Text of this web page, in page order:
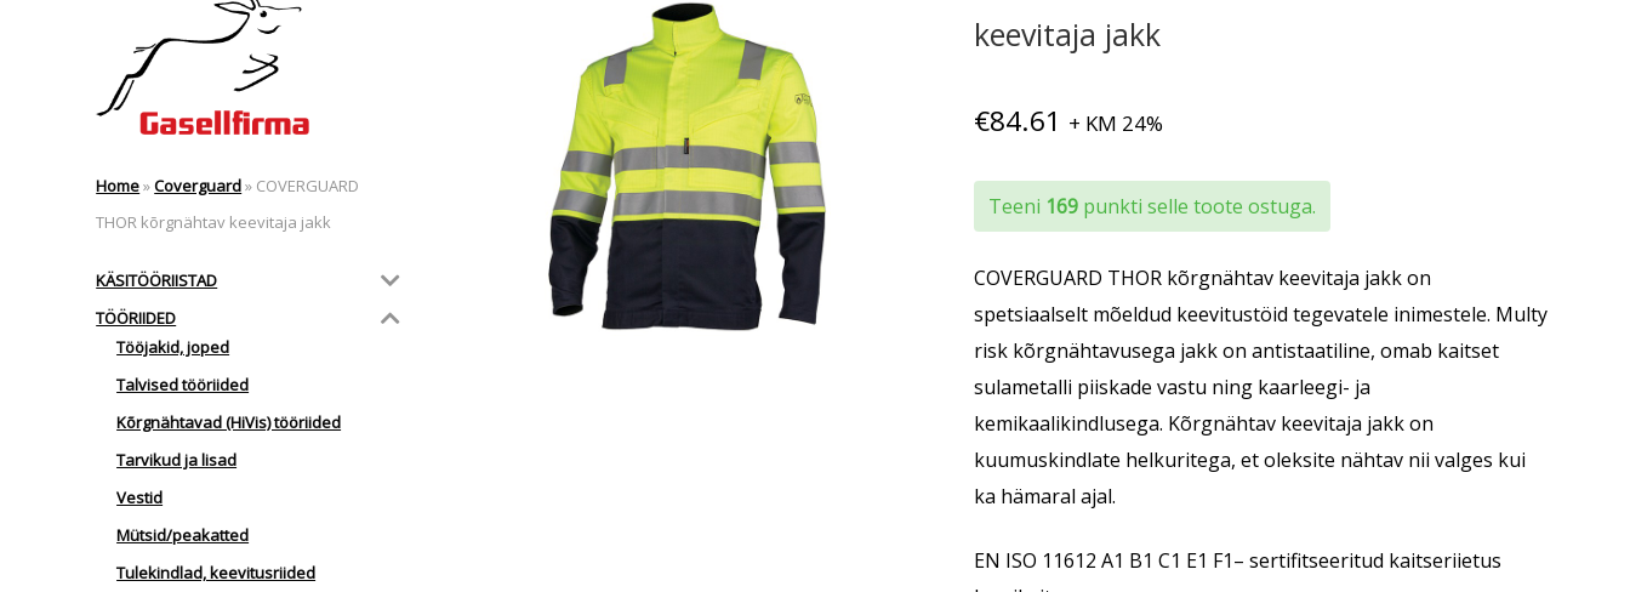
keevitaja jakk
€84.61 + KM 24%
Teeni 169 punkti selle toote ostuga.
COVERGUARD THOR kõrgnähtav keevitaja jakk on
spetsiaalselt mõeldud keevitustöid tegevatele inimestele. Multy
risk kõrgnähtavusega jakk on antistaatiline, omab kaitset
sulametalli piiskade vastu ning kaarleegi- ja
kemikaalikindlusega. Kõrgnähtav keevitaja jakk on
kuumuskindlate helkuritega, et oleksite nähtav nii valges kui
ka hämaral ajal.
EN ISO 11612 A1 B1 C1 E1 F1– sertifitseeritud kaitseriietus
Home»Coverguard» COVERGUARD
THOR kõrgnähtav keevitaja jakk
KÄSITÖÖRIISTAD
TÖÖRIIDED
Tööjakid, joped
Talvised tööriided
Kõrgnähtavad (HiVis) tööriided
Tarvikud ja lisad
Vestid
Mütsid/peakatted
Tulekindlad, keevitusriided